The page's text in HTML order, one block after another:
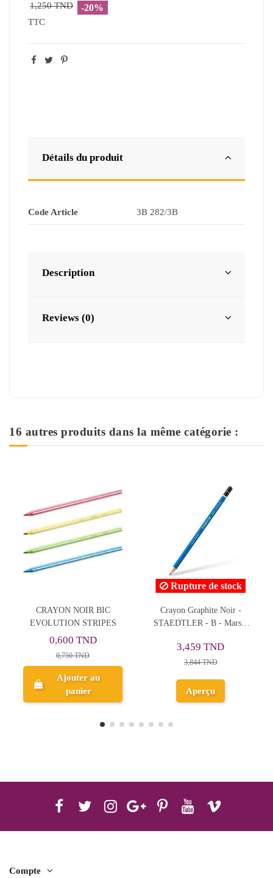
1,250 TND -20%
TTC
Détails du produit
Code Article 3B 282/3B
Description
Reviews (0)
16 autres produits dans la même catégorie :
NOIR BIC
STRIPES
Ajouter au
panier
Rupture de stock
Crayon Graphite Noir -
STAEDTLER - B - Mars®
CRAYON
Compte